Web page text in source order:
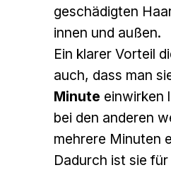
geschädigten
innen und außen.
Ein klarer Vorteil
auch, dass man
Minute einwirken
bei den anderen
mehrere Minuten
Dadurch ist sie für